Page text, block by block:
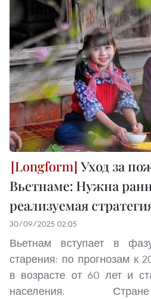
Уход за
Вьетнаме: Нужна
реализуемая
30/09/2025 02:05
Вьетнам вступает в
старения: по прогнозам к
в возрасте от 60 лет и
населения.